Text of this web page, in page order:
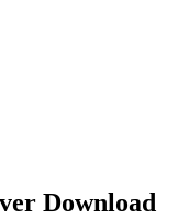
Download